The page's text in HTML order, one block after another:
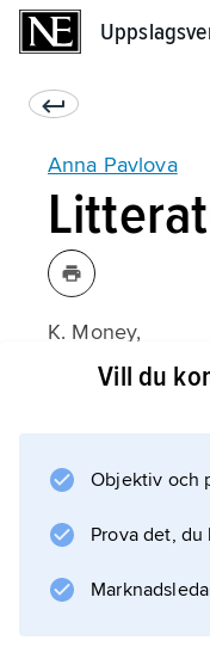
Anna Pavlova
K. Money,
Anna Pavlova
Vill du
Objektiv och
Prova det,